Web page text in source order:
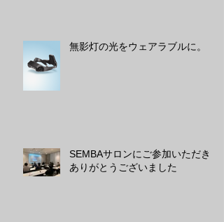
無影灯の光をウェアラブルに。
SEMBAサロンにご参加いただき
ありがとうございました